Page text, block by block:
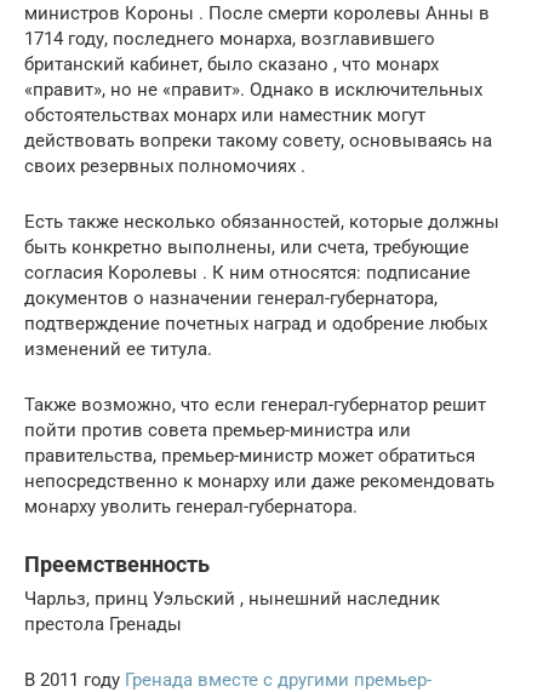
министров Короны . После смерти королевы Анны в
1714 году, последнего монарха, возглавившего
британский кабинет, было сказано , что монарх
«правит», но не «правит». Однако в исключительных
обстоятельствах монарх или наместник могут
действовать вопреки такому совету, основываясь на
своих резервных полномочиях .
Есть также несколько обязанностей, которые должны
быть конкретно выполнены, или счета, требующие
согласия Королевы . К ним относятся: подписание
документов о назначении генерал-губернатора,
подтверждение почетных наград и одобрение любых
изменений ее титула.
Также возможно, что если генерал-губернатор решит
пойти против совета премьер-министра или
правительства, премьер-министр может обратиться
непосредственно к монарху или даже рекомендовать
монарху уволить генерал-губернатора.
Преемственность
Чарльз, принц Уэльский , нынешний наследник
престола Гренады
В 2011 году Гренада вместе с другими премьер-